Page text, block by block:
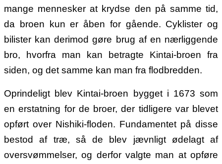
mange mennesker at krydse den på samme tid,
da broen kun er åben for gående. Cyklister og
bilister kan derimod gøre brug af en nærliggende
bro, hvorfra man kan betragte Kintai-broen fra
siden, og det samme kan man fra flodbredden.
Oprindeligt blev Kintai-broen bygget i 1673 som
en erstatning for de broer, der tidligere var blevet
opført over Nishiki-floden. Fundamentet på disse
bestod af træ, så de blev jævnligt ødelagt af
oversvømmelser, og derfor valgte man at opføre